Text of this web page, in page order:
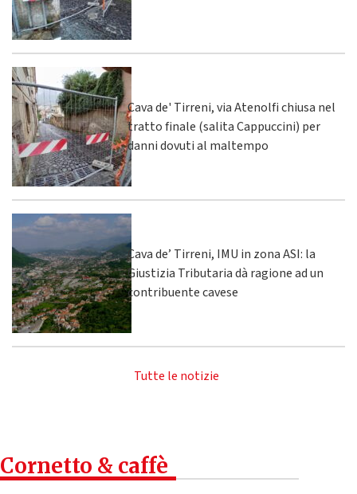
Cava de' Tirreni, via Atenolfi chiusa nel
tratto finale (salita Cappuccini) per
danni dovuti al maltempo
Cava de’ Tirreni, IMU in zona ASI: la
Giustizia Tributaria dà ragione ad un
contribuente cavese
Tutte le notizie
Cornetto & caffè